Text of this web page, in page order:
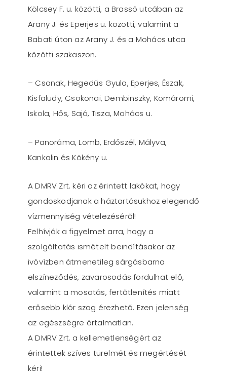
Kölcsey F. u. közötti, a Brassó utcában az
Arany J. és Eperjes u. közötti, valamint a
Babati úton az Arany J. és a Mohács utca
közötti szakaszon.
– Csanak, Hegedűs Gyula, Eperjes, Észak,
Kisfaludy, Csokonai, Dembinszky, Komáromi,
Iskola, Hős, Sajó, Tisza, Mohács u.
– Panoráma, Lomb, Erdőszél, Mályva,
Kankalin és Kökény u.
A DMRV Zrt. kéri az érintett lakókat, hogy
gondoskodjanak a háztartásukhoz elegendő
vízmennyiség vételezéséről!
Felhívják a figyelmet arra, hogy a
szolgáltatás ismételt beindításakor az
ivóvízben átmenetileg sárgásbarna
elszíneződés, zavarosodás fordulhat elő,
valamint a mosatás, fertőtlenítés miatt
erősebb klór szag érezhető. Ezen jelenség
az egészségre ártalmatlan.
A DMRV Zrt. a kellemetlenségért az
érintettek szíves türelmét és megértését
kéri!